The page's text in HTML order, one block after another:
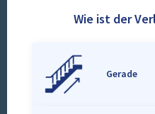
Wie ist der
Gerade